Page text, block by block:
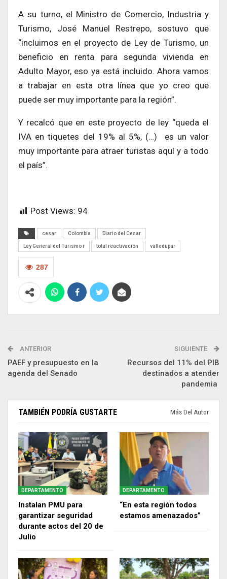
A su turno, el Ministro de Comercio, Industria y
Turismo, José Manuel Restrepo, sostuvo que
“incluimos en el proyecto de Ley de Turismo, un
beneficio en renta para segunda vivienda en
Adulto Mayor, eso ya está incluido. Ahora vamos
a trabajar en esta otra línea que yo creo que
puede ser muy importante para la región”.
Y recalcó que en este proyecto de ley “queda el
IVA en tiquetes del 19% al 5%, (…) es un valor
muy importante para atraer turistas aquí y a todo
el país”.
Post Views: 94
cesar Colombia Diario del Cesar
Ley General del Turismo r total reactivación valledupar
287
ANTERIOR
PAEF y presupuesto en la
agenda del Senado
SIGUIENTE
Recursos del 11% del PIB
destinados a atender
pandemia
TAMBIÉN PODRÍA GUSTARTE Más Del Autor
DEPARTAMENTO
Instalan PMU para
garantizar seguridad
durante actos del 20 de
Julio
DEPARTAMENTO
“En esta región todos
estamos amenazados”